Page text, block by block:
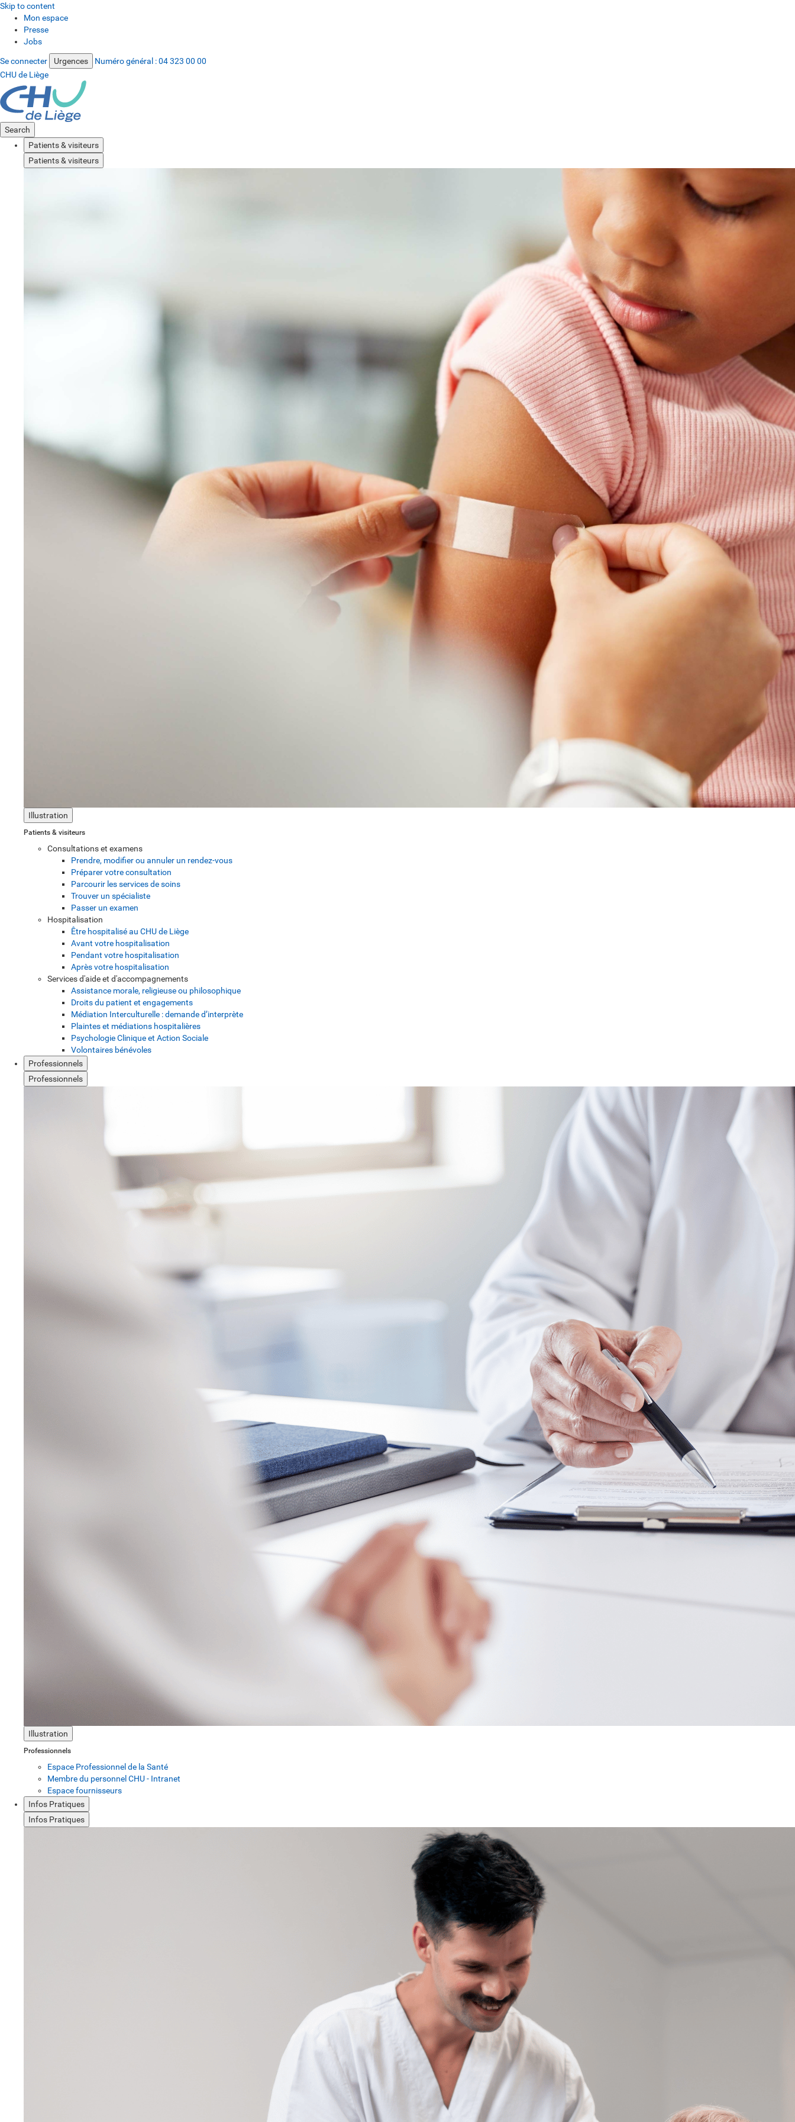
Skip to content
Mon espace
Presse
Jobs
Se connecter Urgences Numéro général :04 323 00 00
CHU de Liège
Search
Patients & visiteurs
Patients & visiteurs
Illustration
Patients & visiteurs
Consultations et examens
Prendre, modifier ou annuler un rendez-vous
Préparer votre consultation
Parcourir les services de soins
Trouver un spécialiste
Passer un examen
Hospitalisation
Être hospitalisé au CHU de Liège
Avant votre hospitalisation
Pendant votre hospitalisation
Après votre hospitalisation
Services d'aide et d'accompagnements
Assistance morale, religieuse ou philosophique
Droits du patient et engagements
Médiation Interculturelle : demande d’interprète
Plaintes et médiations hospitalières
Psychologie Clinique et Action Sociale
Volontaires bénévoles
Professionnels
Professionnels
Illustration
Professionnels
Espace Professionnel de la Santé
Membre du personnel CHU - Intranet
Espace fournisseurs
Infos Pratiques
Infos Pratiques